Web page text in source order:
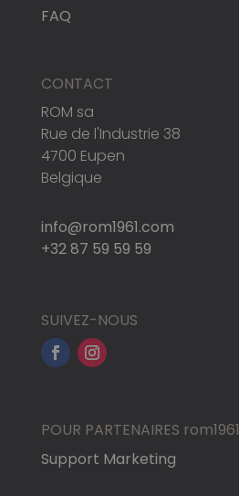
FAQ
CONTACT
ROM sa
Rue de l'Industrie 38
4700 Eupen
Belgique
info@rom1961.com
+32 87 59 59 59
SUIVEZ-NOUS
POUR PARTENAIRES rom1961
Support Marketing